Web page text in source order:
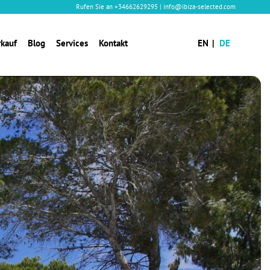
Rufen Sie an +34662629295 | info@ibiza-selected.com
Blog Services Kontakt EN DE